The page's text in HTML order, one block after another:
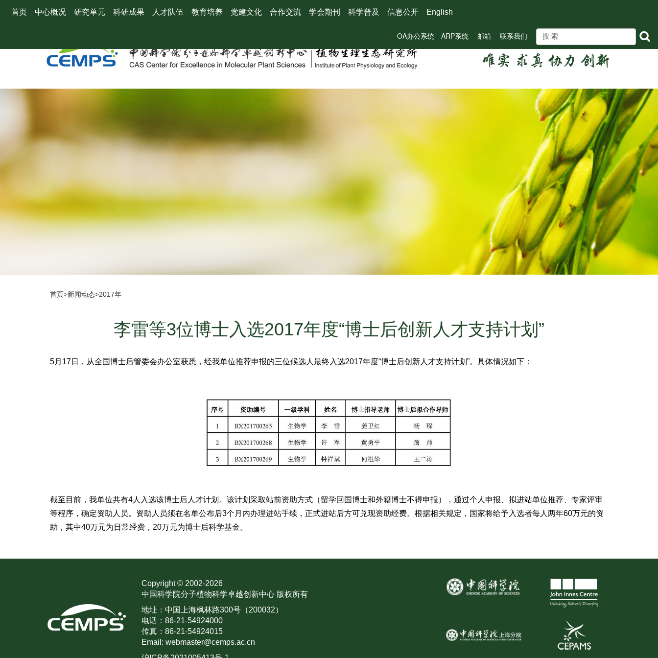
首页 中心概况 研究单元 科研成果 人才队伍 教育培养 党建文化 合作交流 学会期刊 科学普及 信息公开 English
OA办公系统 ARP系统 邮箱 联系我们
首页>新闻动态>2017年
李雷等3位博士入选2017年度“博士后创新人才支持计划”
5月17日，从全国博士后管委会办公室获悉，经我单位推荐申报的三位候选人最终入选2017年度“博士后创新人才支持计划”。具体情况如下：
截至目前，我单位共有4人入选该博士后人才计划。该计划采取站前资助方式（留学回国博士和外籍博士不得申报），通过个人申报、拟进站单位推荐、专家评审
等程序，确定资助人员。资助人员须在名单公布后3个月内办理进站手续，正式进站后方可兑现资助经费。根据相关规定，国家将给予入选者每人两年60万元的资
助，其中40万元为日常经费，20万元为博士后科学基金。
Copyright © 2002-2026
中国科学院分子植物科学卓越创新中心 版权所有
地址：中国上海枫林路300号（200032）
电话：86-21-54924000
传真：86-21-54924015
Email: webmaster@cemps.ac.cn